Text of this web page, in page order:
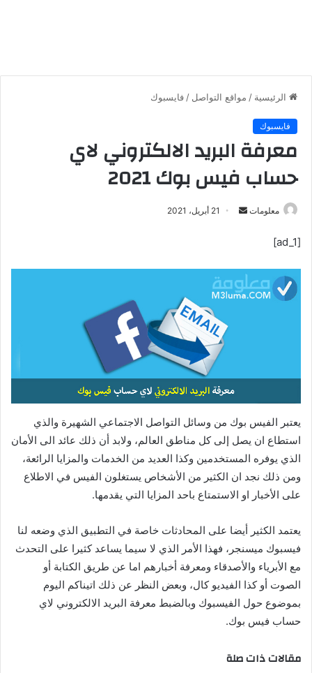
الرئيسية / مواقع التواصل / فايسبوك
فايسبوك
معرفة البريد الالكتروني لاي
حساب فيس بوك 2021
معلومات
ب
ر
ل
ك
ر
و
ن
ي
21 أبريل، 2021
[ad_1]
يعتبر الفيس بوك من وسائل التواصل الاجتماعي الشهيرة والذي
استطاع ان يصل إلى كل مناطق العالم، ولابد أن ذلك عائد الى الأمان
الذي يوفره المستخدمين وكذا العديد من الخدمات والمزايا الرائعة،
ومن ذلك نجد ان الكثير من الأشخاص يستغلون الفيس في الاطلاع
على الأخبار او الاستمتاع باحد المزايا التي يقدمها.
يعتمد الكثير أيضا على المحادثات خاصة في التطبيق الذي وضعه لنا
فيسبوك ميسنجر، فهذا الأمر الذي لا سيما يساعد كثيرا على التحدث
مع الأبرياء والأصدقاء ومعرفة أخبارهم اما عن طريق الكتابة أو
الصوت أو كذا الفيديو كال، وبعض النظر عن ذلك اتيناكم اليوم
بموضوع حول الفيسبوك وبالضبط معرفة البريد الالكتروني لاي
حساب فيس بوك.
مقالات ذات صلة